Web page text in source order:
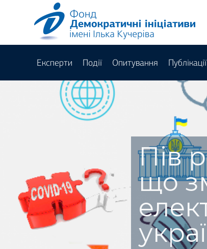
Експерти Події Опитування Публікації
Пів
що